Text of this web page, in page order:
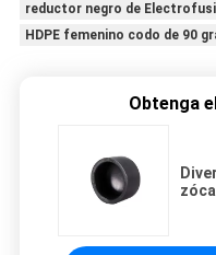
reductor negro de
HDPE femenino codo de 90
Obtenga